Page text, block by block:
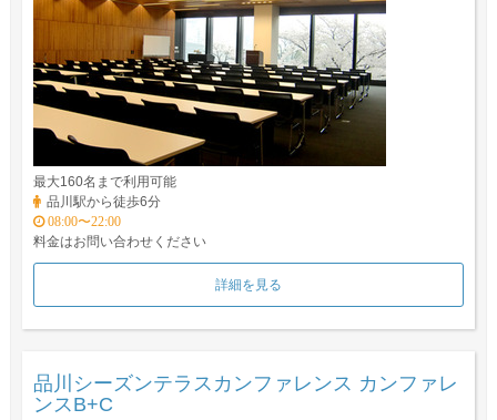
最大160名まで利用可能
品川駅から徒歩6分
08:00〜22:00
料金はお問い合わせください
詳細を見る
品川シーズンテラスカンファレンス カンファレ
ンスB+C